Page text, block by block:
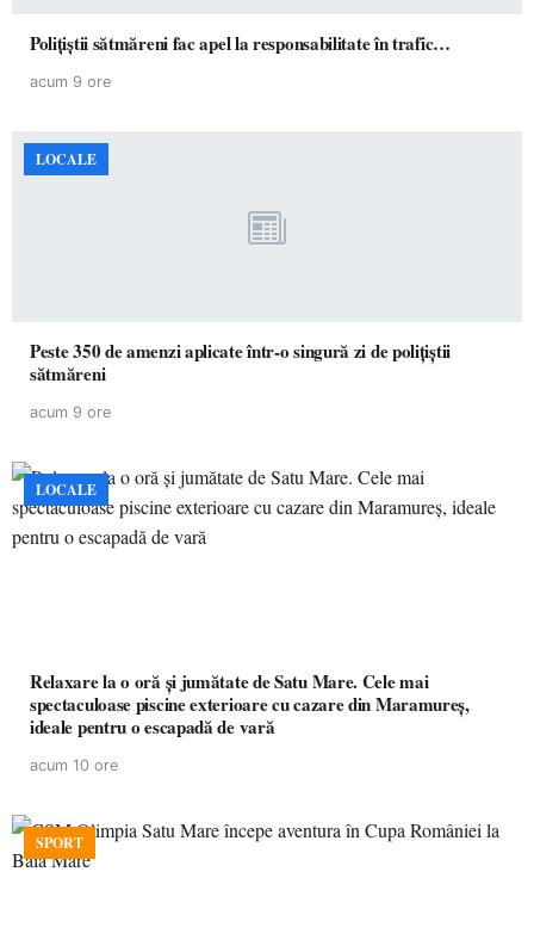
Polițiștii sătmăreni fac apel la responsabilitate în trafic…
acum 9 ore
LOCALE
Peste 350 de amenzi aplicate într-o singură zi de polițiștii
sătmăreni
acum 9 ore
LOCALE
Relaxare la o oră și jumătate de Satu Mare. Cele mai
spectaculoase piscine exterioare cu cazare din Maramureș,
ideale pentru o escapadă de vară
acum 10 ore
SPORT